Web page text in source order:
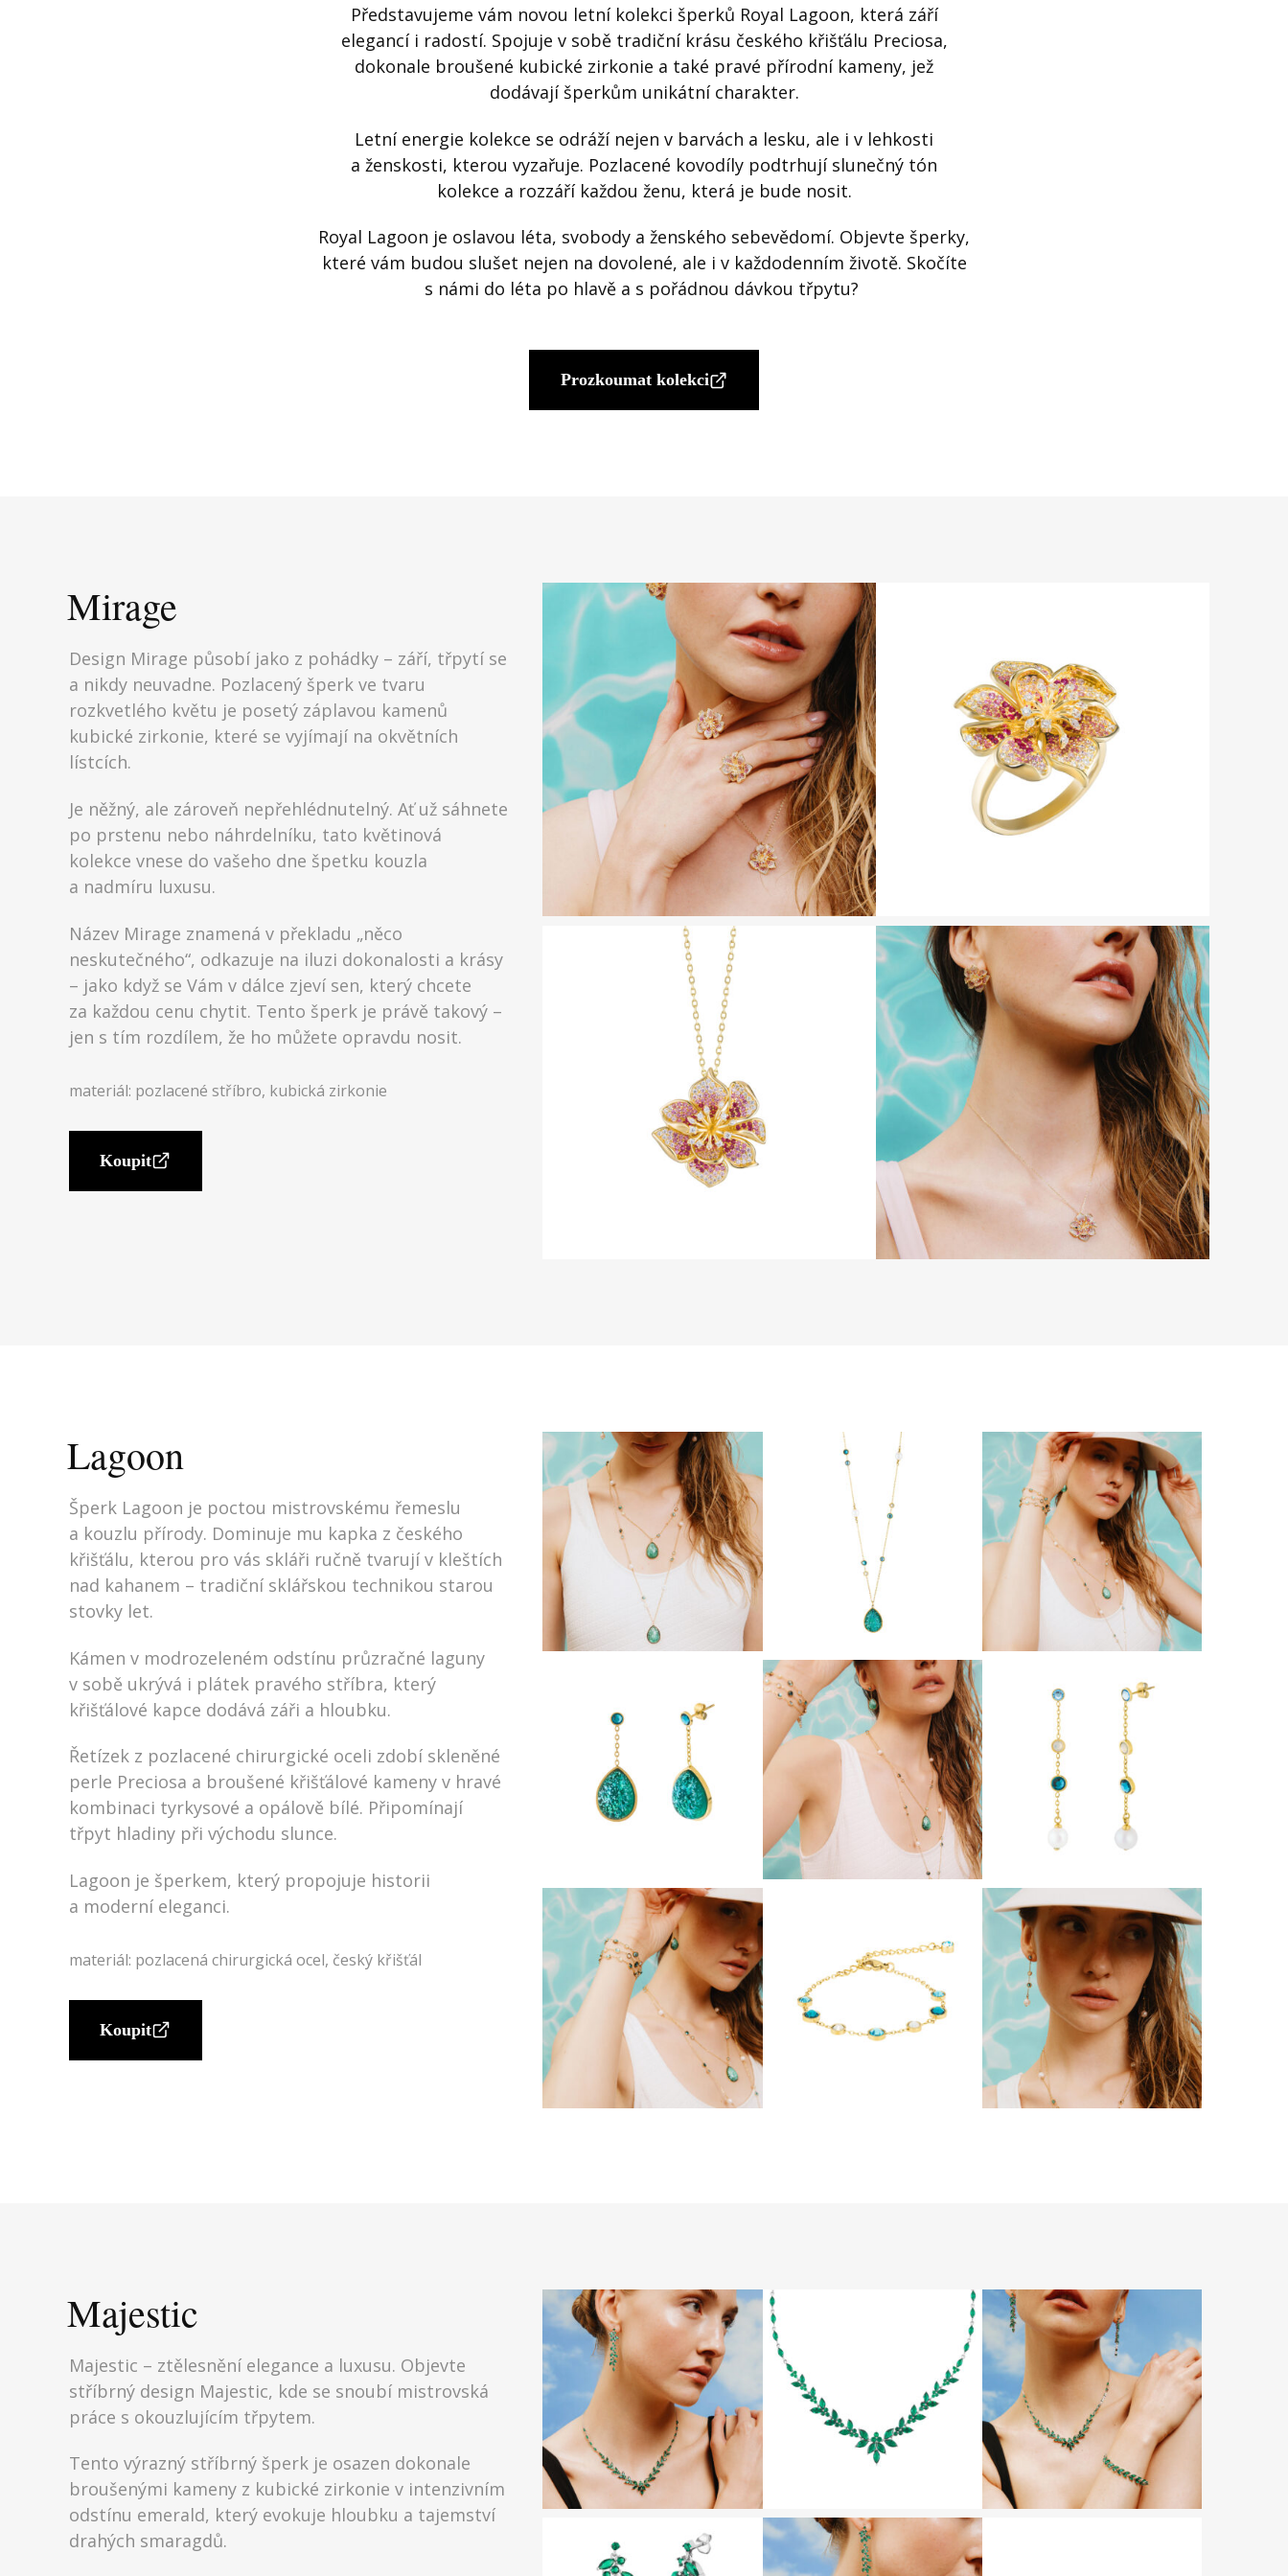
Představujeme vám novou letní kolekci šperků Royal Lagoon, která září
elegancí i radostí. Spojuje v sobě tradiční krásu českého křišťálu Preciosa,
dokonale broušené kubické zirkonie a také pravé přírodní kameny, jež
dodávají šperkům unikátní charakter.
Letní energie kolekce se odráží nejen v barvách a lesku, ale i v lehkosti
a ženskosti, kterou vyzařuje. Pozlacené kovodíly podtrhují slunečný tón
kolekce a rozzáří každou ženu, která je bude nosit.
Royal Lagoon je oslavou léta, svobody a ženského sebevědomí. Objevte šperky,
které vám budou slušet nejen na dovolené, ale i v každodenním životě. Skočíte
s námi do léta po hlavě a s pořádnou dávkou třpytu?
Prozkoumat kolekci
Mirage
Design Mirage působí jako z pohádky – září, třpytí se
a nikdy neuvadne. Pozlacený šperk ve tvaru
rozkvetlého květu je posetý záplavou kamenů
kubické zirkonie, které se vyjímají na okvětních
lístcích.
Je něžný, ale zároveň nepřehlédnutelný. Ať už sáhnete
po prstenu nebo náhrdelníku, tato květinová
kolekce vnese do vašeho dne špetku kouzla
a nadmíru luxusu.
Název Mirage znamená v překladu „něco
neskutečného“, odkazuje na iluzi dokonalosti a krásy
– jako když se Vám v dálce zjeví sen, který chcete
za každou cenu chytit. Tento šperk je právě takový –
jen s tím rozdílem, že ho můžete opravdu nosit.
materiál: pozlacené stříbro, kubická zirkonie
Koupit
Lagoon
Šperk Lagoon je poctou mistrovskému řemeslu
a kouzlu přírody. Dominuje mu kapka z českého
křišťálu, kterou pro vás skláři ručně tvarují v kleštích
nad kahanem – tradiční sklářskou technikou starou
stovky let.
Kámen v modrozeleném odstínu průzračné laguny
v sobě ukrývá i plátek pravého stříbra, který
křišťálové kapce dodává záři a hloubku.
Řetízek z pozlacené chirurgické oceli zdobí skleněné
perle Preciosa a broušené křišťálové kameny v hravé
kombinaci tyrkysové a opálově bílé. Připomínají
třpyt hladiny při východu slunce.
Lagoon je šperkem, který propojuje historii
a moderní eleganci.
materiál: pozlacená chirurgická ocel, český křišťál
Koupit
Majestic
Majestic – ztělesnění elegance a luxusu. Objevte
stříbrný design Majestic, kde se snoubí mistrovská
práce s okouzlujícím třpytem.
Tento výrazný stříbrný šperk je osazen dokonale
broušenými kameny z kubické zirkonie v intenzivním
odstínu emerald, který evokuje hloubku a tajemství
drahých smaragdů.